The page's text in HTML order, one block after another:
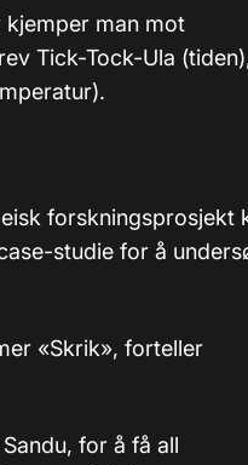
kjemper man mot
Tick-Tock-Ula
forskningsprosjekt
studie for å
«Skrik», forteller
for å få all